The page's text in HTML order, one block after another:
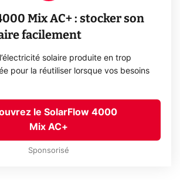
Mix AC+ : stocker son
facilement
solaire produite en trop
pour la réutiliser lorsque vos besoins
le SolarFlow 4000
Mix AC+
Sponsorisé